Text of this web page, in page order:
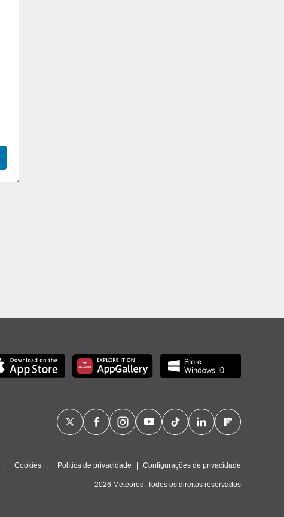
Cookies Política de privacidade Configurações de privacidade
2026 Meteored. Todos os direitos reservados